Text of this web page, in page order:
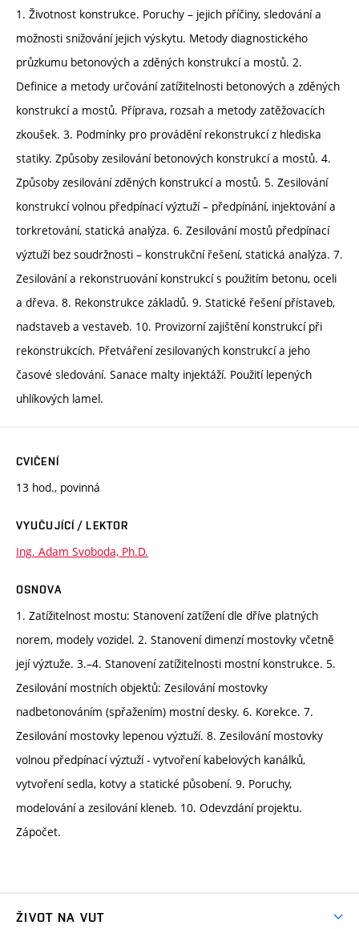
1. Životnost konstrukce. Poruchy – jejich příčiny, sledování a
možnosti snižování jejich výskytu. Metody diagnostického
průzkumu betonových a zděných konstrukcí a mostů. 2.
Definice a metody určování zatížitelnosti betonových a zděných
konstrukcí a mostů. Příprava, rozsah a metody zatěžovacích
zkoušek. 3. Podmínky pro provádění rekonstrukcí z hlediska
statiky. Způsoby zesilování betonových konstrukcí a mostů. 4.
Způsoby zesilování zděných konstrukcí a mostů. 5. Zesilování
konstrukcí volnou předpínací výztuží – předpínání, injektování a
torkretování, statická analýza. 6. Zesilování mostů předpínací
výztuží bez soudržnosti – konstrukční řešení, statická analýza. 7.
Zesilování a rekonstruování konstrukcí s použitím betonu, oceli
a dřeva. 8. Rekonstrukce základů. 9. Statické řešení přístaveb,
nadstaveb a vestaveb. 10. Provizorní zajištění konstrukcí při
rekonstrukcích. Přetváření zesilovaných konstrukcí a jeho
časové sledování. Sanace malty injektáží. Použití lepených
uhlíkových lamel.
CVIČENÍ
13 hod., povinná
VYUČUJÍCÍ / LEKTOR
Ing. Adam Svoboda, Ph.D.
OSNOVA
1. Zatížitelnost mostu: Stanovení zatížení dle dříve platných
norem, modely vozidel. 2. Stanovení dimenzí mostovky včetně
její výztuže. 3.–4. Stanovení zatížitelnosti mostní konstrukce. 5.
Zesilování mostních objektů: Zesilování mostovky
nadbetonováním (spřažením) mostní desky. 6. Korekce. 7.
Zesilování mostovky lepenou výztuží. 8. Zesilování mostovky
volnou předpínací výztuží - vytvoření kabelových kanálků,
vytvoření sedla, kotvy a statické působení. 9. Poruchy,
modelování a zesilování kleneb. 10. Odevzdání projektu.
Zápočet.
ŽIVOT NA VUT